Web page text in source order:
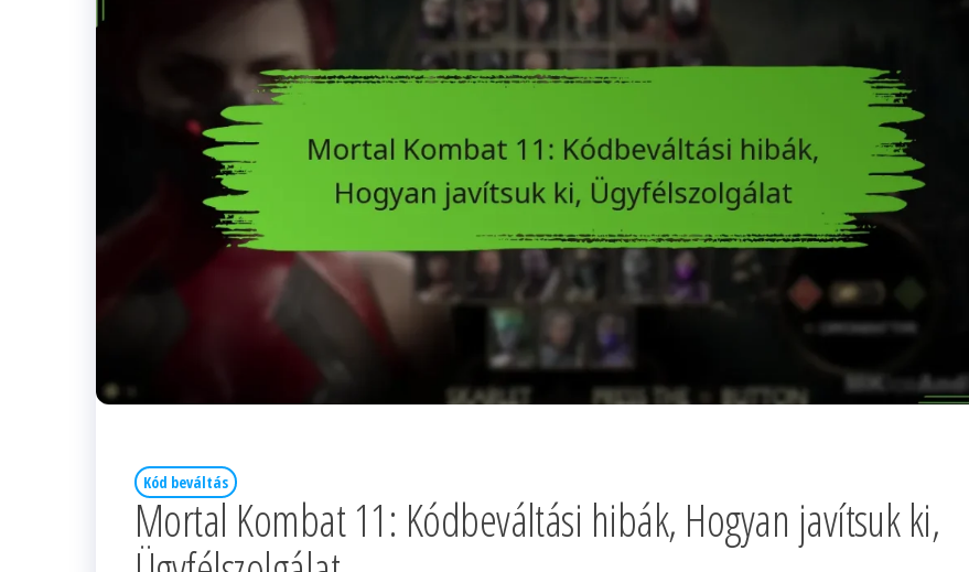
Kód beváltás
Mortal Kombat 11: Kódbeváltási hibák, Hogyan javítsuk ki,